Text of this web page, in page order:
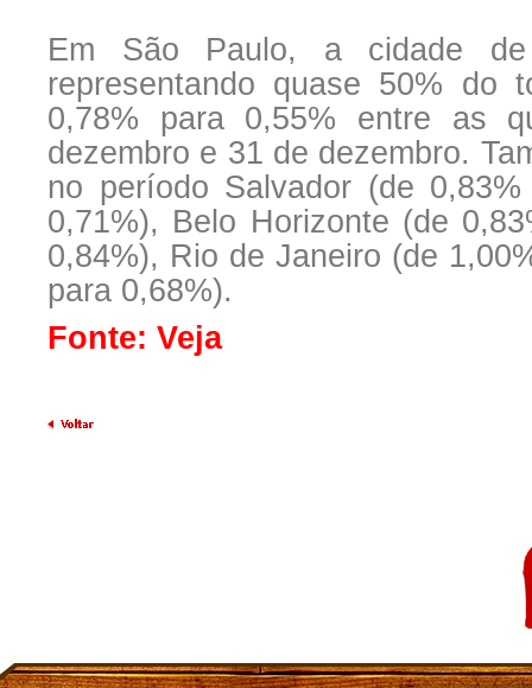
Em São Paulo, a cidade
representando quase 50% do
0,78% para 0,55% entre as
dezembro e 31 de dezembro.
no período Salvador (de
0,71%), Belo Horizonte (de
0,84%), Rio de Janeiro (de
para 0,68%).
Fonte: Veja